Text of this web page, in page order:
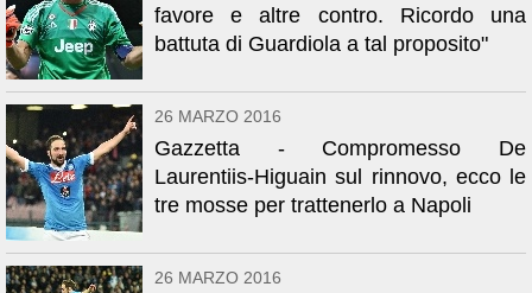
favore e altre contro. Ricordo una
battuta di Guardiola a tal proposito"
26 MARZO 2016
Gazzetta - Compromesso De
Laurentiis-Higuain sul rinnovo, ecco le
tre mosse per trattenerlo a Napoli
26 MARZO 2016